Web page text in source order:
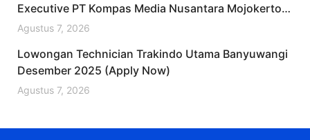
Executive PT Kompas Media Nusantara Mojokerto
Desember 2025 (Resmi)
Agustus 7, 2026
Lowongan Technician Trakindo Utama Banyuwangi
Desember 2025 (Apply Now)
Agustus 7, 2026